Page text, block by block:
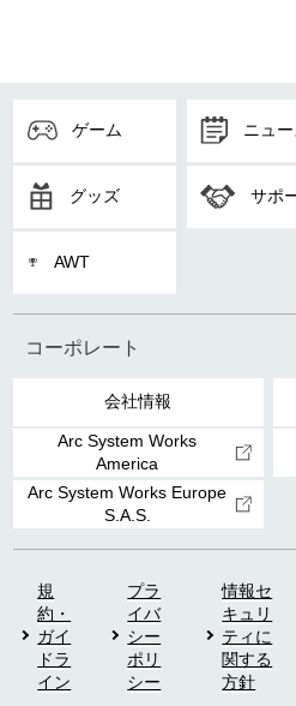
ゲーム ニュー
グッズ サポ
AWT
コーポレート
会社情報
Arc System Works
America
Arc System Works Europe
S.A.S.
規
約・
ガイ
ドラ
イン
プラ
イバ
シー
ポリ
シー
情報セ
キュリ
ティに
関する
方針